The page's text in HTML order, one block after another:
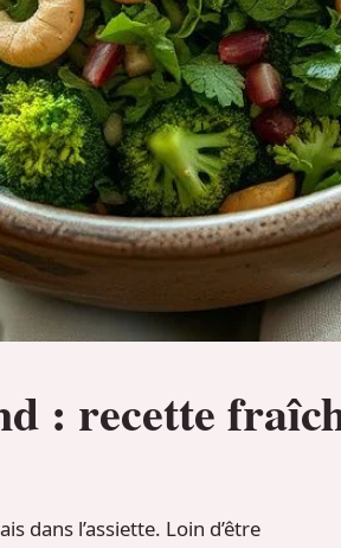
: recette
dans l’assiette. Loin d’être